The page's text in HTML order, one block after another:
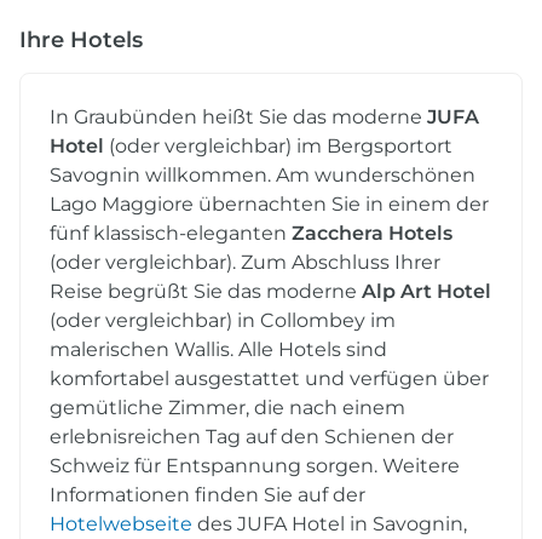
Ihre Hotels
In Graubünden heißt Sie das moderne JUFA
Hotel (oder vergleichbar) im Bergsportort
Savognin willkommen. Am wunderschönen
Lago Maggiore übernachten Sie in einem der
fünf klassisch-eleganten Zacchera Hotels
(oder vergleichbar). Zum Abschluss Ihrer
Reise begrüßt Sie das moderne Alp Art Hotel
(oder vergleichbar) in Collombey im
malerischen Wallis. Alle Hotels sind
komfortabel ausgestattet und verfügen über
gemütliche Zimmer, die nach einem
erlebnisreichen Tag auf den Schienen der
Schweiz für Entspannung sorgen. Weitere
Informationen finden Sie auf der
Hotelwebseite des JUFA Hotel in Savognin,